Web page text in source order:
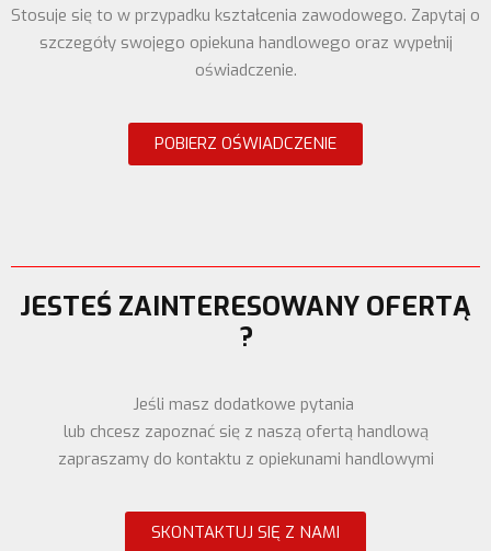
Stosuje się to w przypadku kształcenia zawodowego. Zapytaj o
szczegóły swojego opiekuna handlowego oraz wypełnij
oświadczenie.
POBIERZ OŚWIADCZENIE
JESTEŚ ZAINTERESOWANY OFERTĄ
?
Jeśli masz dodatkowe pytania
lub chcesz zapoznać się z naszą ofertą handlową
zapraszamy do kontaktu z opiekunami handlowymi
SKONTAKTUJ SIĘ Z NAMI